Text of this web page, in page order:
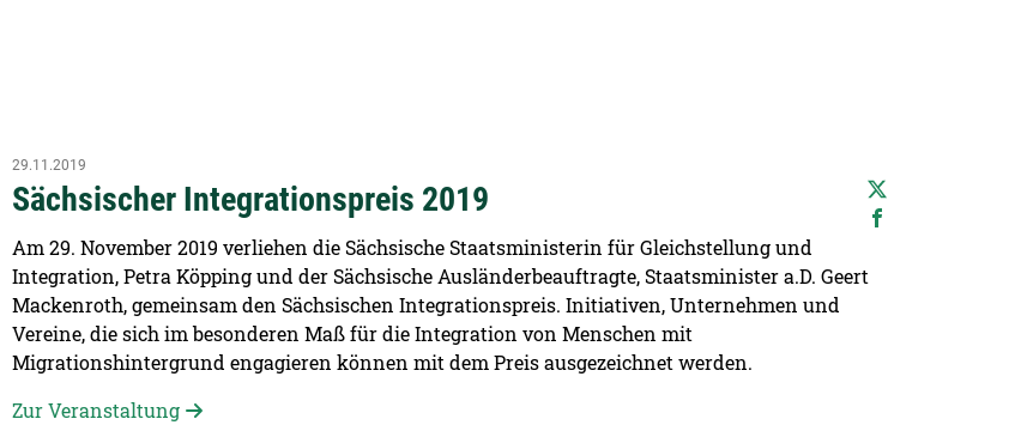
Sächsischer Integrationspreis 2019
29.11.2019
Am 29. November 2019 verliehen die Sächsische Staatsministerin für Gleichstellung und
Integration, Petra Köpping und der Sächsische Ausländerbeauftragte, Staatsminister a.D. Geert
Mackenroth, gemeinsam den Sächsischen Integrationspreis. Initiativen, Unternehmen und
Vereine, die sich im besonderen Maß für die Integration von Menschen mit
Migrationshintergrund engagieren können mit dem Preis ausgezeichnet werden.
Zur Veranstaltung